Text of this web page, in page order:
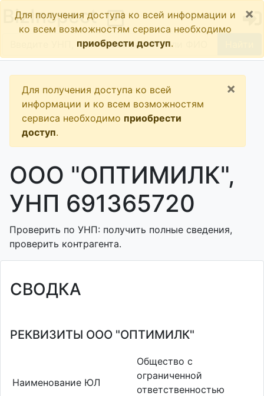
BizInspect
Для получения доступа ко всей информации и
ко всем возможностям сервиса необходимо
приобрести доступ.
×
Для получения доступа ко всей
информации и ко всем возможностям
сервиса необходимо приобрести
доступ.
×
ООО "ОПТИМИЛК",
УНП 691365720
Проверить по УНП: получить полные сведения,
проверить контрагента.
СВОДКА
РЕКВИЗИТЫ ООО "ОПТИМИЛК"
Наименование ЮЛ
Общество с
ограниченной
ответственностью